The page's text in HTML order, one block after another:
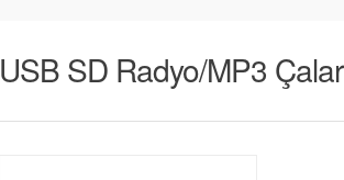
USB SD Radyo/MP3 Çalar